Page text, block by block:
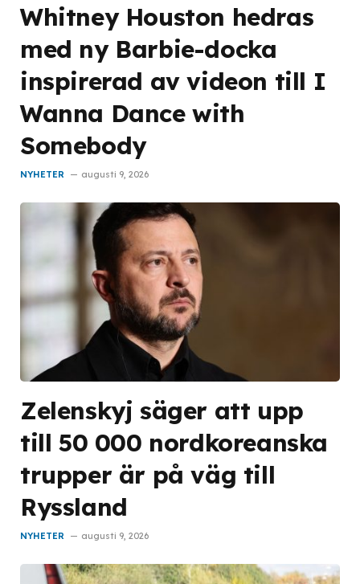
Whitney Houston hedras
med ny Barbie-docka
inspirerad av videon till I
Wanna Dance with
Somebody
NYHETER augusti 9, 2026
Zelenskyj säger att upp
till 50 000 nordkoreanska
trupper är på väg till
Ryssland
NYHETER augusti 9, 2026